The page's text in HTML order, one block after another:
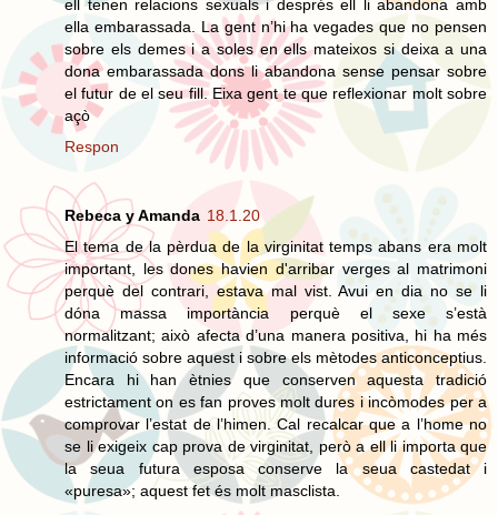
ell tenen relacions sexuals i després ell li abandona amb
ella embarassada. La gent n’hi ha vegades que no pensen
sobre els demes i a soles en ells mateixos si deixa a una
dona embarassada dons li abandona sense pensar sobre
el futur de el seu fill. Eixa gent te que reflexionar molt sobre
açò
Respon
Rebeca y Amanda 18.1.20
El tema de la pèrdua de la virginitat temps abans era molt
important, les dones havien d'arribar verges al matrimoni
perquè del contrari, estava mal vist. Avui en dia no se li
dóna massa importància perquè el sexe s’està
normalitzant; això afecta d’una manera positiva, hi ha més
informació sobre aquest i sobre els mètodes anticonceptius.
Encara hi han ètnies que conserven aquesta tradició
estrictament on es fan proves molt dures i incòmodes per a
comprovar l’estat de l’himen. Cal recalcar que a l’home no
se li exigeix cap prova de virginitat, però a ell li importa que
la seua futura esposa conserve la seua castedat i
«puresa»; aquest fet és molt masclista.